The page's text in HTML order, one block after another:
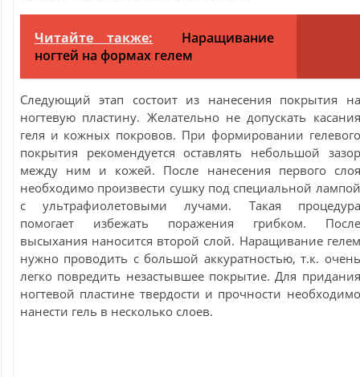
Читайте также:
Наращивание
ногтей на формах гелем
Следующий этап состоит из нанесения покрытия на
ногтевую пластину. Желательно не допускать касания
геля и кожных покровов. При формировании гелевого
покрытия рекомендуется оставлять небольшой зазор
между ним и кожей. После нанесения первого слоя
необходимо произвести сушку под специальной лампой
с ультрафиолетовыми лучами. Такая процедура
помогает избежать поражения грибком. После
высыхания наносится второй слой. Наращивание гелем
нужно проводить с большой аккуратностью, т.к. очень
легко повредить незастывшее покрытие. Для придания
ногтевой пластине твердости и прочности необходимо
нанести гель в несколько слоев.